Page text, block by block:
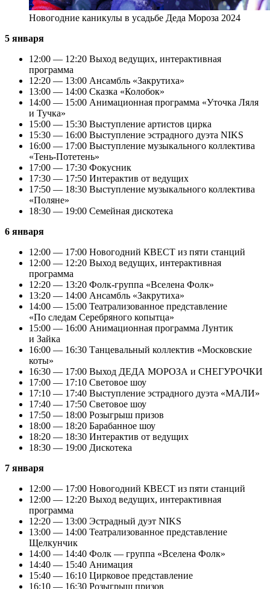
Новогодние каникулы в усадьбе Деда Мороза 2024
5 января
12:00 — 12:20 Выход ведущих, интерактивная
программа
12:20 — 13:00 Ансамбль «Закрутиха»
13:00 — 14:00 Сказка «Колобок»
14:00 — 15:00 Анимационная программа «Уточка Ляля
и Тучка»
15:00 — 15:30 Выступление артистов цирка
15:30 — 16:00 Выступление эстрадного дуэта NIKS
16:00 — 17:00 Выступление музыкального коллектива
«Тень-Потетень»
17:00 — 17:30 Фокусник
17:30 — 17:50 Интерактив от ведущих
17:50 — 18:30 Выступление музыкального коллектива
«Поляне»
18:30 — 19:00 Семейная дискотека
6 января
12:00 — 17:00 Новогодний КВЕСТ из пяти станций
12:00 — 12:20 Выход ведущих, интерактивная
программа
12:20 — 13:20 Фолк-группа «Вселена Фолк»
13:20 — 14:00 Ансамбль «Закрутиха»
14:00 — 15:00 Театрализованное представление
«По следам Серебряного копытца»
15:00 — 16:00 Анимационная программа Лунтик
и Зайка
16:00 — 16:30 Танцевальный коллектив «Московские
коты»
16:30 — 17:00 Выход ДЕДА МОРОЗА и СНЕГУРОЧКИ
17:00 — 17:10 Световое шоу
17:10 — 17:40 Выступление эстрадного дуэта «МАЛИ»
17:40 — 17:50 Световое шоу
17:50 — 18:00 Розыгрыш призов
18:00 — 18:20 Барабанное шоу
18:20 — 18:30 Интерактив от ведущих
18:30 — 19:00 Дискотека
7 января
12:00 — 17:00 Новогодний КВЕСТ из пяти станций
12:00 — 12:20 Выход ведущих, интерактивная
программа
12:20 — 13:00 Эстрадный дуэт NIKS
13:00 — 14:00 Театрализованное представление
Щелкунчик
14:00 — 14:40 Фолк — группа «Вселена Фолк»
14:40 — 15:40 Анимация
15:40 — 16:10 Цирковое представление
16:10 — 16:30 Розыгрыш призов